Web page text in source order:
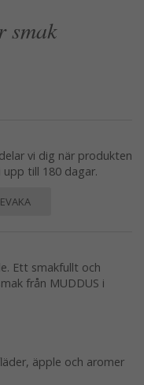
smak
vi dig när produkten
upp till 180 dagar.
Ett smakfullt och
från MUDDUS i
äpple och aromer